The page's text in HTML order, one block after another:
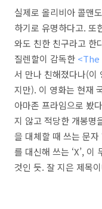
실제로 올리비아 콜맨
하기로 유명하다고. 또
와도 친한 친구라고 한
질렌할이 감독한 <The
서 만나 친해졌다나(이
지만). 이 영화는 현재
아마존 프라임으로 봤
지 않고 적당한 개봉명
을 대체할 때 쓰는 문자
를 대신해 쓰는 ‘X’, 이
것인 듯. 잘 지은 제목